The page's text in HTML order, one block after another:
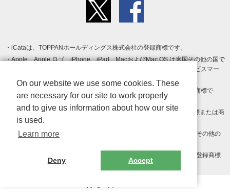
iCataは、TOPPANホールディングス株式会社の登録商標です。
Apple、Apple ロゴ、iPhone、iPad、MacおよびMac OS は米国その他の国で
登録された Apple Inc. の商標です。App Store は Apple Inc. のサービスマー
クです。
Android、Google Play および Google Play ロゴ は Google LLC の商標で
す。
Windows は Microsoft Inc.の米国およびその他の国における登録商標または商
標です。
Adobe、Adobe Reader、Adobe PDF は、Adobe Inc.の米国およびその他の
その他、記載されている会社名、商品名、ロゴは各社の商標または登録商標
On our website we use some cookies. These
are necessary for our site to work properly
and to give us information about how our site
is used.
Learn more
Deny Accept